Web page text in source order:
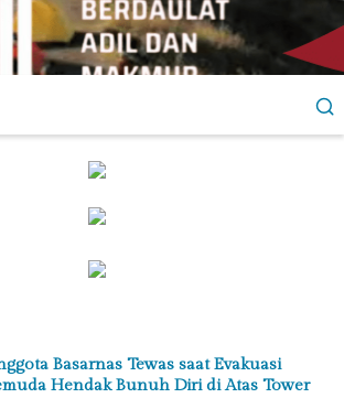
Basarnas Tewas saat Evakuasi
Hendak Bunuh Diri di Atas Tower